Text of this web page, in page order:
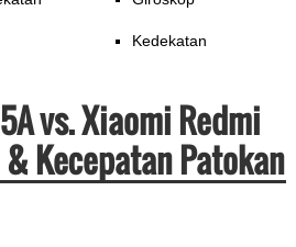
Kedekatan
vs. Xiaomi Redmi
Kecepatan Patokan